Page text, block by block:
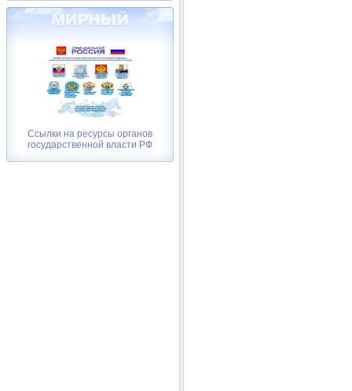
Ссылки на ресурсы органов
государственной власти РФ